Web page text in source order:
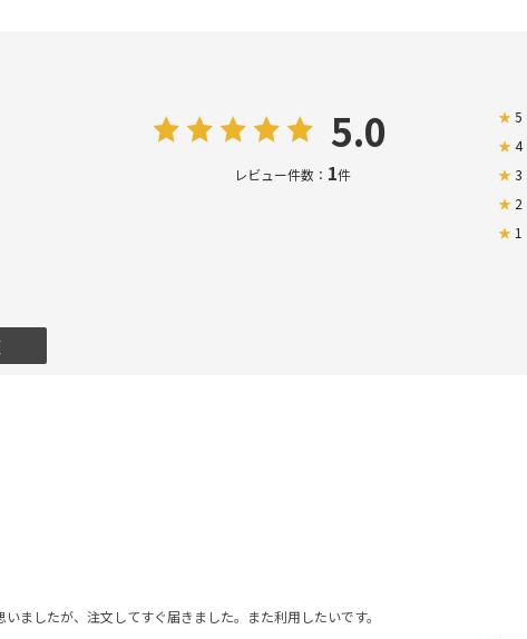
5.0
レビュー件数： 1件
★5
★4
★3
★ 2
★ 1
ましたが、注文してすぐ届きました。また利用したいです。